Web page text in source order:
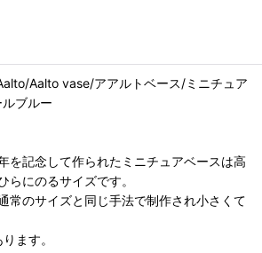
Aalto vase/アアルトベース/ミニチュア
ブルー
を記念して作られたミニチュアベースは高
らにのるサイズです。
常のサイズと同じ手法で制作され小さくて
ます。